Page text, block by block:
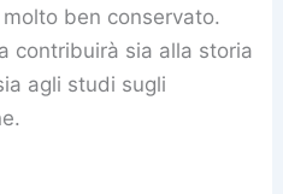
ben conservato.
contribuirà sia alla storia
agli studi sugli